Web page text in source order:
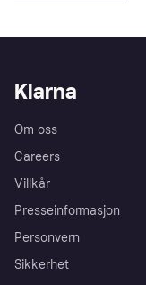
Klarna
Om oss
Careers
Villkår
Presseinformasjon
Personvern
Sikkerhet